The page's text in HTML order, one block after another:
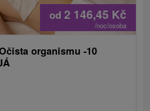
od 2 146,45 Kč
/noc/osoba
organismu -10